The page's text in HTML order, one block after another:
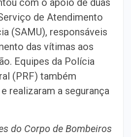
de Atendimento
(SAMU), responsáveis
das vítimas aos
Equipes da Polícia
(PRF) também
realizaram a segurança
do Corpo de Bombeiros